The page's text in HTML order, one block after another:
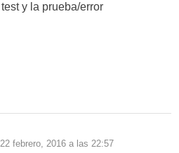
y la prueba/error
dice:
22 febrero, 2016 a las 22:57